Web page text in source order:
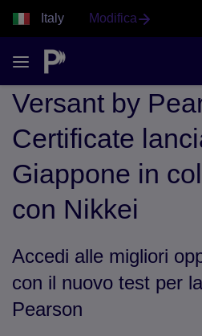
Italy Modifica
Versant by
Certificate
Giappone in
con Nikkei
Accedi alle migliori
con il nuovo test per
Pearson